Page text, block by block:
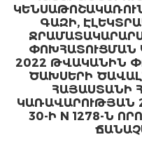
ԳԱԶԻ,
ՓՈԽՀԱՏՈՒՑՄԱՆ
2022 ԹՎԱԿԱՆԻՆ
ԾԱԽՍԵՐԻ
ՀԱՅԱՍՏԱՆԻ
ԿԱՌԱՎԱՐՈՒԹՅԱՆ
30-Ի N 1278-Ն